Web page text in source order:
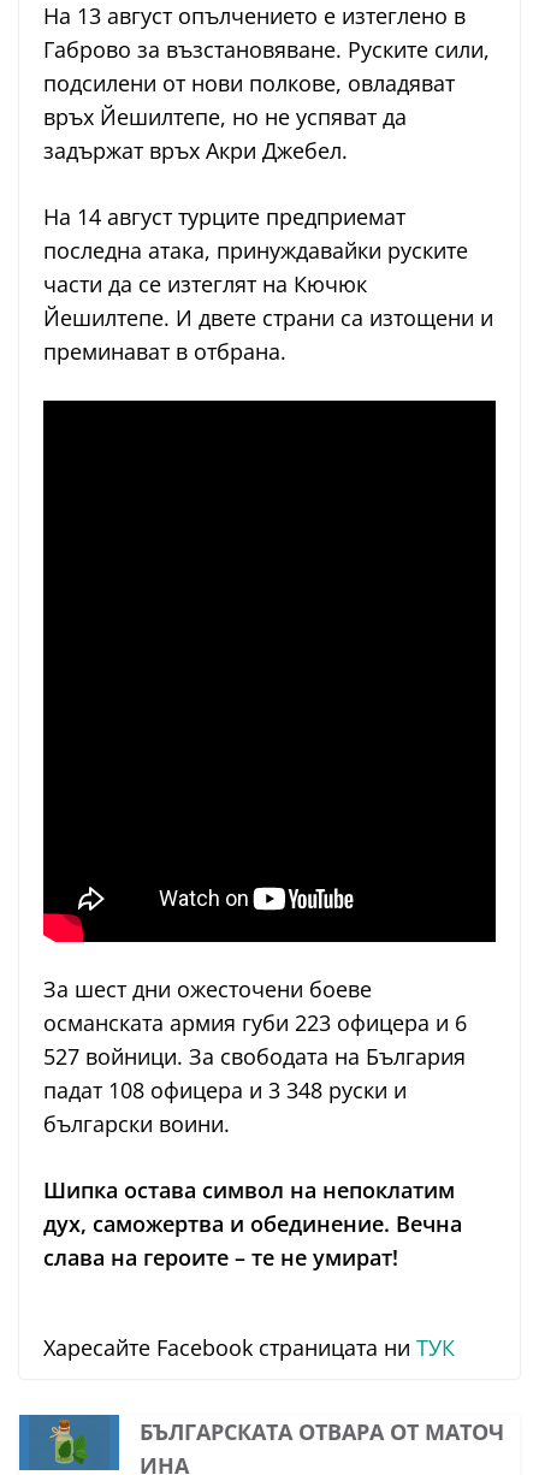
На 13 август опълчението е изтеглено в
Габрово за възстановяване. Руските сили,
подсилени от нови полкове, овладяват
връх Йешилтепе, но не успяват да
задържат връх Акри Джебел.
На 14 август турците предприемат
последна атака, принуждавайки руските
части да се изтеглят на Кючюк
Йешилтепе. И двете страни са изтощени и
преминават в отбрана.
За шест дни ожесточени боеве
османската армия губи 223 офицера и 6
527 войници. За свободата на България
падат 108 офицера и 3 348 руски и
български воини.
Шипка остава символ на непоклатим
дух, саможертва и обединение. Вечна
слава на героите – те не умират!
Харесайте Facebook страницата ни ТУК
БЪЛГАРСКАТА ОТВАРА ОТ МАТОЧ
ИНА